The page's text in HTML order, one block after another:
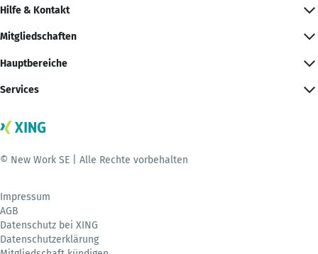
Hilfe & Kontakt
Mitgliedschaften
Hauptbereiche
Services
© New Work SE | Alle Rechte vorbehalten
Impressum
AGB
Datenschutz bei XING
Datenschutzerklärung